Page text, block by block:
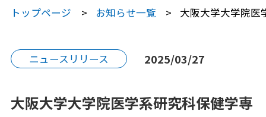
Japan プレシジョン・メディシン
Japan プレシジョン・メディシン
NTTコホート（就業世代の遺伝子・健診・
トップページ お知らせ一覧 大阪大学大学院医
ニュースリリース 2025/03/27
大阪大学大学院医学系研究科保健学専